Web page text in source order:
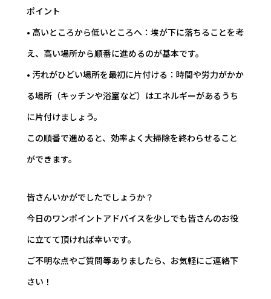
ポイント
• 高いところから低いところへ：埃が下に落ちることを考
え、高い場所から順番に進めるのが基本です。
• 汚れがひどい場所を最初に片付ける：時間や労力がかか
る場所（キッチンや浴室など）はエネルギーがあるうち
に片付けましょう。
この順番で進めると、効率よく大掃除を終わらせること
ができます。
皆さんいかがでしたでしょうか？
今日のワンポイントアドバイスを少しでも皆さんのお役
に立てて頂ければ幸いです。
ご不明な点やご質問等ありましたら、お気軽にご連絡下
さい！